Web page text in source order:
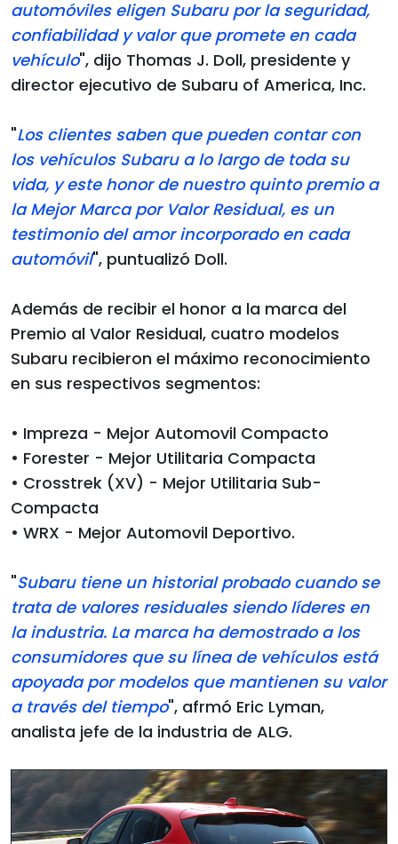
automóviles eligen Subaru por la seguridad,
confiabilidad y valor que promete en cada
vehículo", dijo Thomas J. Doll, presidente y
director ejecutivo de Subaru of America, Inc.
"Los clientes saben que pueden contar con
los vehículos Subaru a lo largo de toda su
vida, y este honor de nuestro quinto premio a
la Mejor Marca por Valor Residual, es un
testimonio del amor incorporado en cada
automóvil", puntualizó Doll.
Además de recibir el honor a la marca del
Premio al Valor Residual, cuatro modelos
Subaru recibieron el máximo reconocimiento
en sus respectivos segmentos:
• Impreza - Mejor Automovil Compacto
• Forester - Mejor Utilitaria Compacta
• Crosstrek (XV) - Mejor Utilitaria Sub-
Compacta
• WRX - Mejor Automovil Deportivo.
"Subaru tiene un historial probado cuando se
trata de valores residuales siendo líderes en
la industria. La marca ha demostrado a los
consumidores que su línea de vehículos está
apoyada por modelos que mantienen su valor
a través del tiempo", afrmó Eric Lyman,
analista jefe de la industria de ALG.